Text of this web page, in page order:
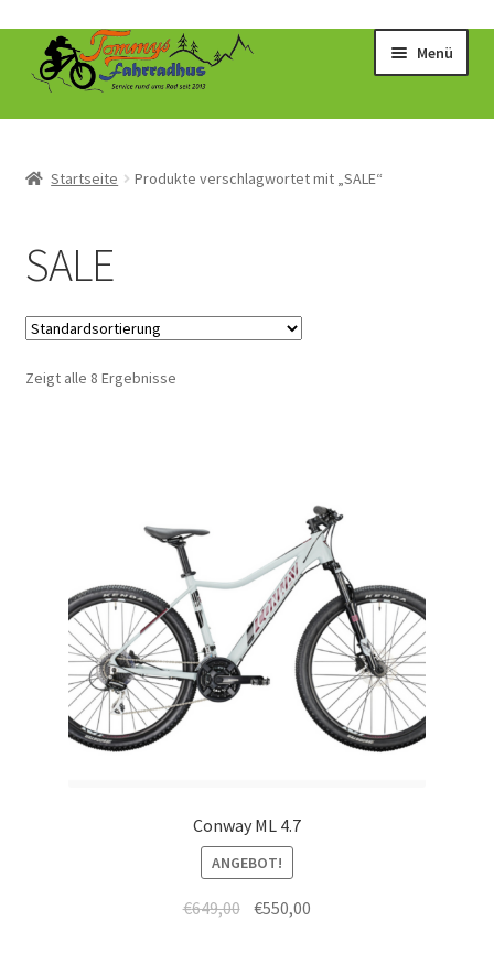
Zur
Navigation
springen
Zum
Inhalt
springen
Menü
Startseite Produkte verschlagwortet mit „SALE“
SALE
Zeigt alle 8 Ergebnisse
Conway ML 4.7
ANGEBOT!
€649,00 €550,00